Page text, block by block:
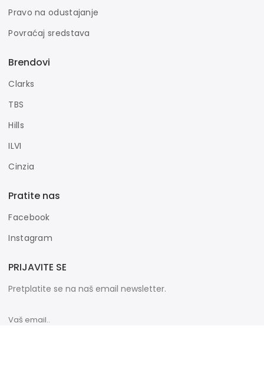
Pravo na odustajanje
Povraćaj sredstava
Brendovi
Clarks
TBS
Hills
ILVI
Cinzia
Pratite nas
Facebook
Instagram
PRIJAVITE SE
Pretplatite se na naš email newsletter.